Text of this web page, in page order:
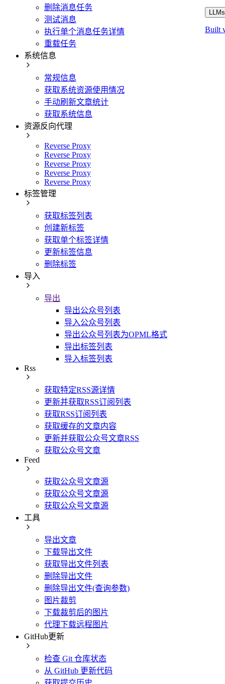
删除消息任务
测试消息
执行单个消息任务详情
重载任务
系统信息
常规信息
获取系统资源使用情况
手动刷新文章统计
获取系统信息
资源反向代理
Reverse Proxy
Reverse Proxy
Reverse Proxy
Reverse Proxy
Reverse Proxy
标签管理
获取标签列表
创建新标签
获取单个标签详情
更新标签信息
删除标签
导入
导出
导出公众号列表
导入公众号列表
导出公众号列表为OPML格式
导出标签列表
导入标签列表
Rss
获取特定RSS源详情
更新并获取RSS订阅列表
获取RSS订阅列表
获取缓存的文章内容
更新并获取公众号文章RSS
获取公众号文章
Feed
获取公众号文章源
获取公众号文章源
获取公众号文章源
工具
导出文章
下载导出文件
获取导出文件列表
删除导出文件
删除导出文件(查询参数)
图片裁剪
下载裁剪后的图片
代理下载远程图片
GitHub更新
检查 Git 仓库状态
从 GitHub 更新代码
Built